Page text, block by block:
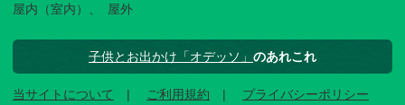
屋内（室内）
屋外
子供とお出かけ「オデッソ」 のあれこれ
当サイトについて ご利用規約 プライバシーポリシー